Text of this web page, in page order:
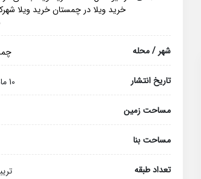
خرید ویلا در چمستانخرید ویلا
شهر / محله
تاریخ انتشار 10 ماه قبل
مساحت زمین
مساحت بنا
تعداد طبقه